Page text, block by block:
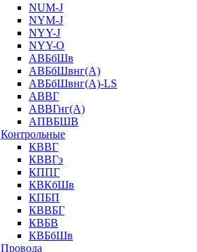
NUM-J
NYM-J
NYY-J
NYY-O
АВБбШв
АВБбШвнг(А)
АВБбШвнг(А)-LS
АВВГ
АВВГнг(А)
АПВБШВ
Контрольные
КВВГ
КВВГэ
КППГ
КВКбШв
КПБП
КВВБГ
КВБВ
КВБбШв
Провода